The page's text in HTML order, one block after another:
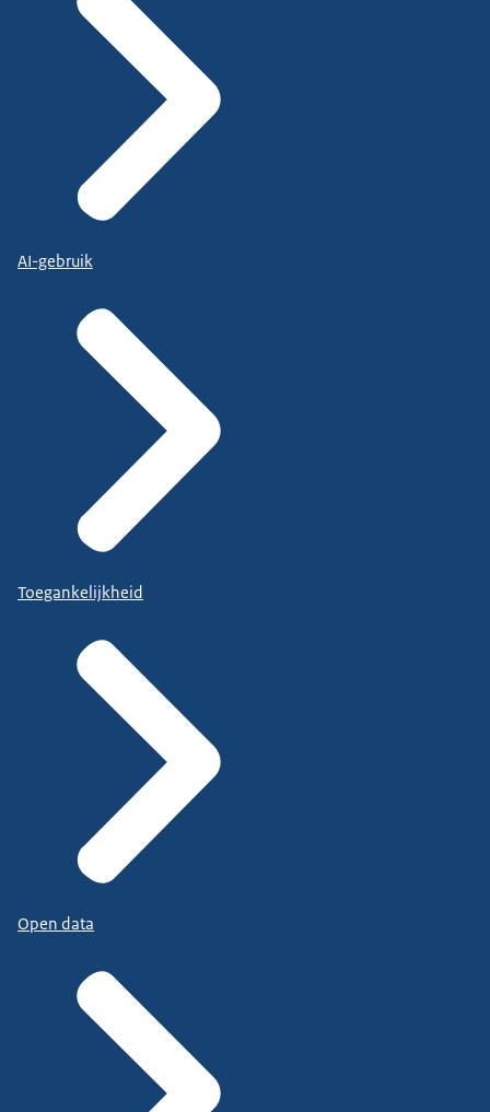
AI-gebruik
Toegankelijkheid
Open data